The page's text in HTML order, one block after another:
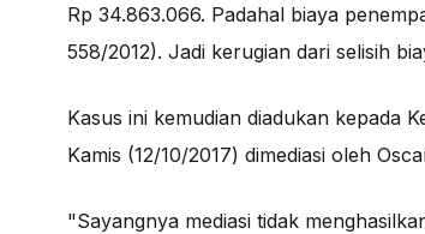
Rp 34.863.066. Padahal biaya
558/2012). Jadi kerugian dari selisih
Kasus ini kemudian diadukan kepada
Kamis (12/10/2017) dimediasi oleh
"Sayangnya mediasi tidak